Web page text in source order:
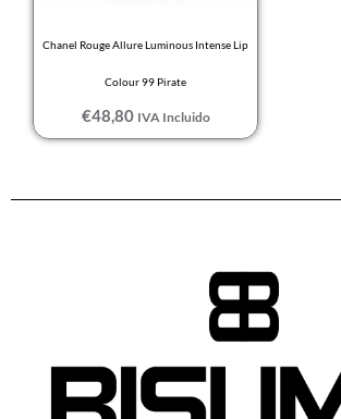
Chanel Rouge Allure Luminous Intense Lip
Colour 99 Pirate
€48,80 IVA Incluido